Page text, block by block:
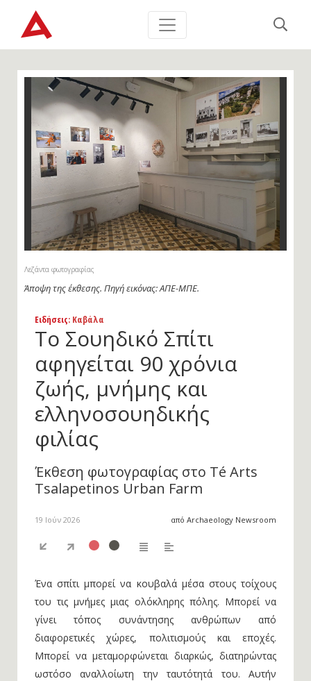
Λεζάντα φωτογραφίας
Άποψη της έκθεσης. Πηγή εικόνας: ΑΠΕ-ΜΠΕ.
Ειδήσεις: Καβάλα
Το Σουηδικό Σπίτι
αφηγείται 90 χρόνια
ζωής, μνήμης και
ελληνοσουηδικής
φιλίας
Έκθεση φωτογραφίας στο Té Arts
Tsalapetinos Urban Farm
19 Ιούν 2026 από Archaeology Newsroom
Ένα σπίτι μπορεί να κουβαλά μέσα στους τοίχους
του τις μνήμες μιας ολόκληρης πόλης. Μπορεί να
γίνει τόπος συνάντησης ανθρώπων από
διαφορετικές χώρες, πολιτισμούς και εποχές.
Μπορεί να μεταμορφώνεται διαρκώς, διατηρώντας
ωστόσο αναλλοίωτη την ταυτότητά του. Αυτήν